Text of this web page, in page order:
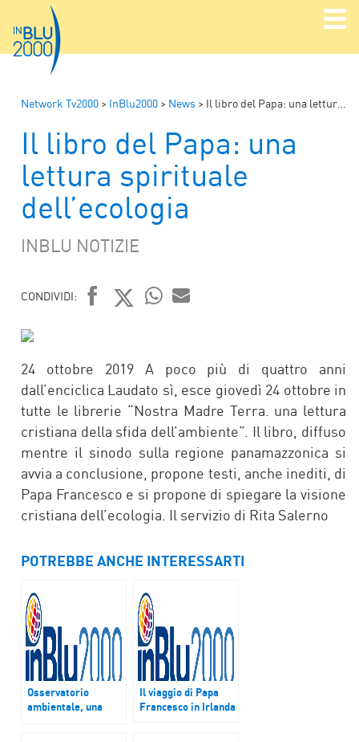
Network Tv2000 > InBlu2000 > News > Il libro del Papa: una lettura spirituale dell’ecologia
Il libro del Papa: una
lettura spirituale
dell’ecologia
INBLU NOTIZIE
CONDIVIDI:
24 ottobre 2019 A poco più di quattro anni
dall’enciclica Laudato sì, esce giovedì 24 ottobre in
tutte le librerie “Nostra Madre Terra. una lettura
cristiana della sfida dell’ambiente”. Il libro, diffuso
mentre il sinodo sulla regione panamazzonica si
avvia a conclusione, propone testi, anche inediti, di
Papa Francesco e si propone di spiegare la visione
cristiana dell’ecologia. Il servizio di Rita Salerno
POTREBBE ANCHE INTERESSARTI
Osservatorio
ambientale, una
Il viaggio di Papa
Francesco in Irlanda